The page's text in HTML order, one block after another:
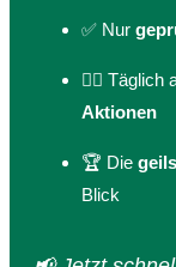
✅ Nur
🕵️‍♂️ Täglich
Aktionen
🏆 Die
Blick